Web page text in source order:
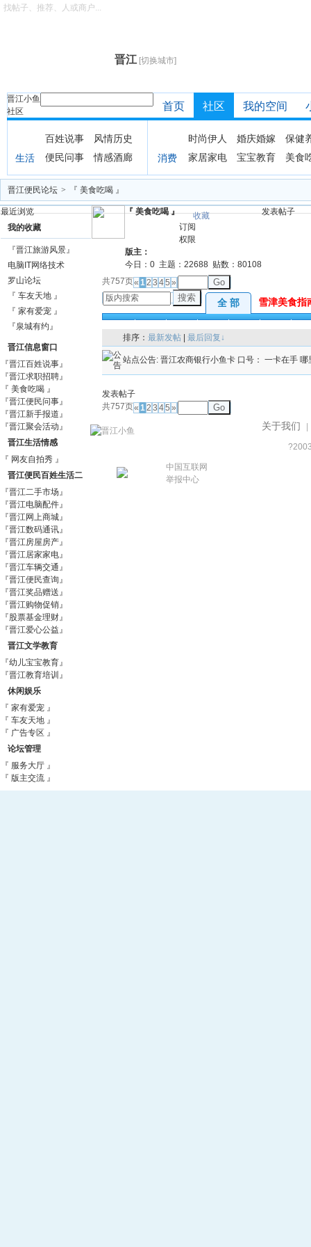
晋江 [切换城市]
晋江小鱼
社区
找帖子、推荐、人或商户...
首页 社区 我的空间
生活
百姓说事
风情历史
便民问事
情感酒廊 消费
时尚伊人 婚庆婚嫁
保健
家居家电
宝宝教育 美食
晋江便民论坛 > 『 美食吃喝 』
最近浏览
我的收藏
『晋江旅游风景』
电脑IT网络技术
罗山论坛
『 车友天地 』
『 家有爱宠 』
『泉城有约』
晋江信息窗口
『晋江百姓说事』
『晋江求职招聘』
『 美食吃喝 』
『晋江便民问事』
『晋江新手报道』
『晋江聚会活动』
晋江生活情感
『 网友自拍秀 』
晋江便民百姓生活二
手信息市场
『晋江二手市场』
『晋江电脑配件』
『晋江网上商城』
『晋江数码通讯』
『晋江房屋房产』
『晋江居家家电』
『晋江车辆交通』
『晋江便民查询』
『晋江奖品赠送』
『晋江购物促销』
『股票基金理财』
『晋江爱心公益』
晋江文学教育
『幼儿宝宝教育』
『晋江教育培训』
休闲娱乐
『 家有爱宠 』
『 车友天地 』
『 广告专区 』
论坛管理
『 服务大厅 』
『 版主交流 』
『 美食吃喝 』
收藏
订阅
权限
版主：
今日： 0 主题： 22688 贴数： 80108
发表帖子
« 12 3 45 »
共757页
Go
搜索
全 部 雪津美食指
排序： 最新发帖 最后回复↓
站点公告: 晋江农商银行小鱼卡 口号： 一卡在手
发表帖子
« 12 3 45 »
共757页 Go
关于我们
中国互联网
举报中心